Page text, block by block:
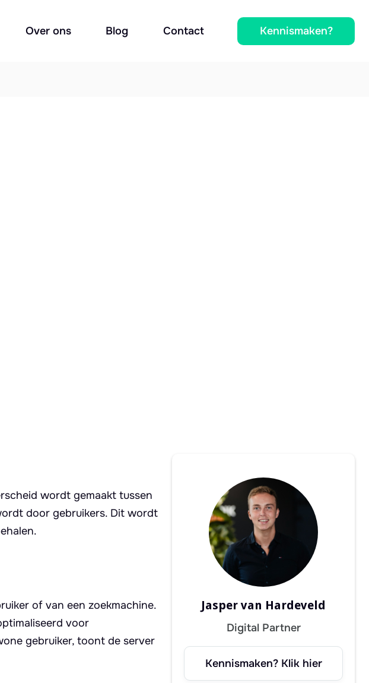
Over ons Blog Contact Kennismaken?
wordt gemaakt tussen
door gebruikers. Dit wordt
of van een zoekmachine.
voor
gebruiker, toont de server
Jasper van Hardeveld
Digital Partner
Kennismaken? Klik hier